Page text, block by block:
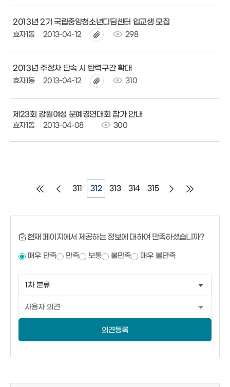
2013년 2기 국립중앙청소년디딤센터 입교생 모집
효자1동 2013-04-12 298
2013년 주정차 단속 시 탄력구간 확대
효자1동 2013-04-12 310
제23회 강원여성 문예경연대회 참가 안내
효자1동 2013-04-08 300
311 312 313 314 315
현재 페이지에서 제공하는 정보에 대하여 만족하셨습니까?
매우 만족 만족 보통 불만족 매우 불만족
의견등록